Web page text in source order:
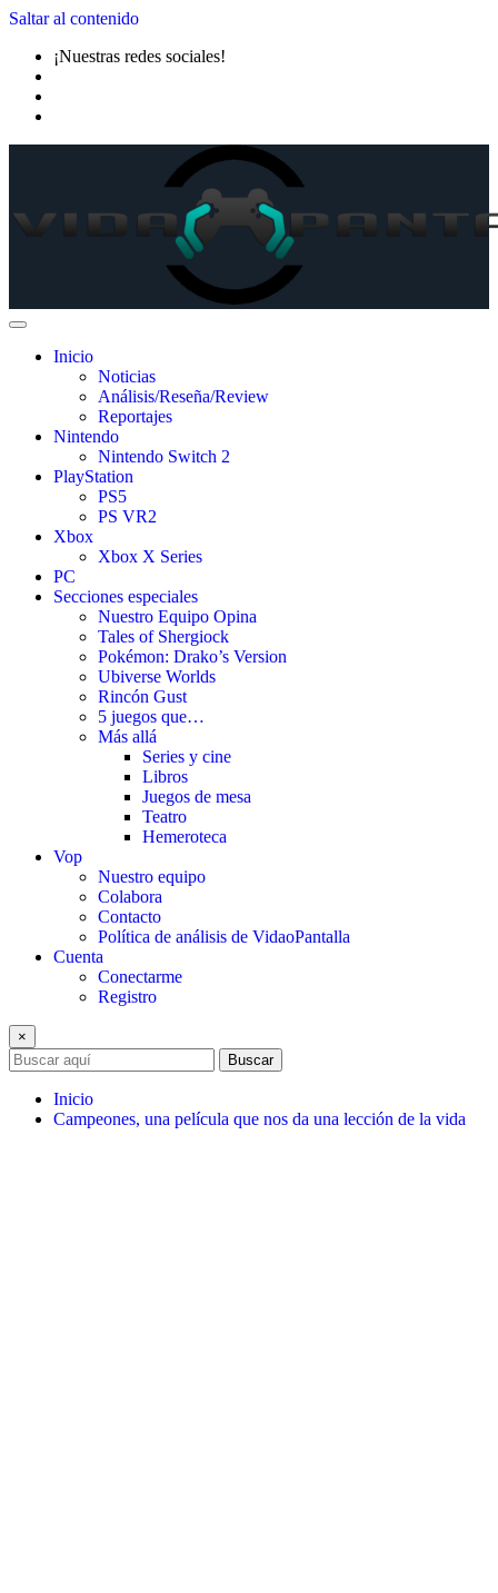
Saltar al contenido
¡Nuestras redes sociales!
Inicio
Noticias
Análisis/Reseña/Review
Reportajes
Nintendo
Nintendo Switch 2
PlayStation
PS5
PS VR2
Xbox
Xbox X Series
PC
Secciones especiales
Nuestro Equipo Opina
Tales of Shergiock
Pokémon: Drako’s Version
Ubiverse Worlds
Rincón Gust
5 juegos que…
Más allá
Series y cine
Libros
Juegos de mesa
Teatro
Hemeroteca
Vop
Nuestro equipo
Colabora
Contacto
Política de análisis de VidaoPantalla
Cuenta
Conectarme
Registro
×
Buscar
Inicio
Campeones, una película que nos da una lección de la vida